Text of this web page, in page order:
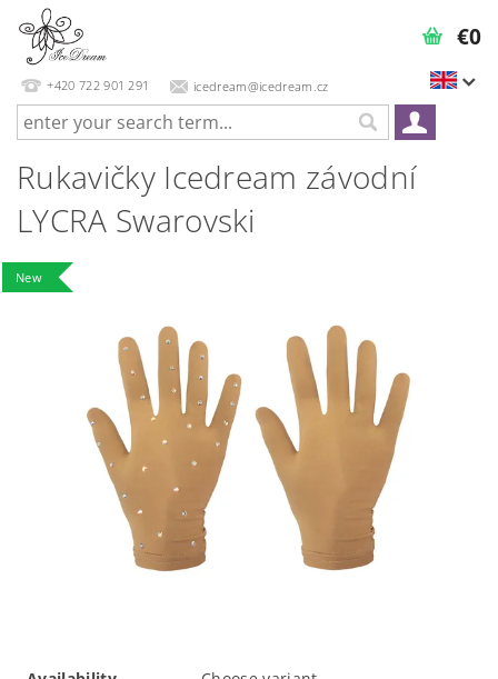
+420 722 901 291 icedream@icedream.cz
€0
Rukavičky Icedream závodní
LYCRA Swarovski
New